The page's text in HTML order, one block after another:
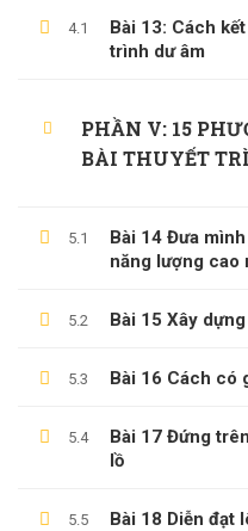
4.1
Bài 13: Cách
trình dư âm
PHẦN V: 15
BÀI THUYẾT
5.1
Bài 14 Đưa
năng lượng cao
5.2 Bài 15 Xây
5.3 Bài 16 Cách có
5.4
Bài 17 Đứng
lồ
5.5
Bài 18 Diễn đạt
duymillionaires
Giới Thiệu Về Website Học Online